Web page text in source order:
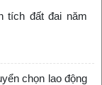
tích đất đai năm
chọn lao động